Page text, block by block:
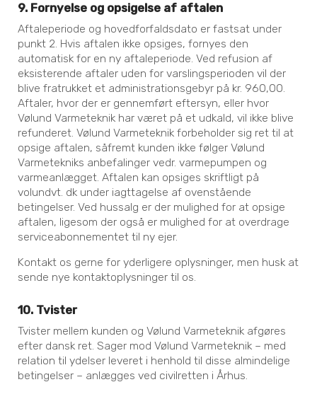
9. Fornyelse og opsigelse af aftalen
Aftaleperiode og hovedforfaldsdato er fastsat under
punkt 2. Hvis aftalen ikke opsiges, fornyes den
automatisk for en ny aftaleperiode. Ved refusion af
eksisterende aftaler uden for varslingsperioden vil der
blive fratrukket et administrationsgebyr på kr. 960,00.
Aftaler, hvor der er gennemført eftersyn, eller hvor
Vølund Varmeteknik har været på et udkald, vil ikke blive
refunderet. Vølund Varmeteknik forbeholder sig ret til at
opsige aftalen, såfremt kunden ikke følger Vølund
Varmetekniks anbefalinger vedr. varmepumpen og
varmeanlægget. Aftalen kan opsiges skriftligt på
volundvt. dk under iagttagelse af ovenstående
betingelser. Ved hussalg er der mulighed for at opsige
aftalen, ligesom der også er mulighed for at overdrage
serviceabonnementet til ny ejer.
Kontakt os gerne for yderligere oplysninger, men husk at
sende nye kontaktoplysninger til os.
10. Tvister
Tvister mellem kunden og Vølund Varmeteknik afgøres
efter dansk ret. Sager mod Vølund Varmeteknik – med
relation til ydelser leveret i henhold til disse almindelige
betingelser – anlægges ved civilretten i Århus.